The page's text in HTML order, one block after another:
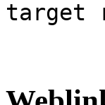
target